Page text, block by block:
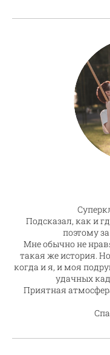
Подсказал, как и
поэтому
Мне обычно не
такая же история.
когда и я, и моя
удачных
Приятная